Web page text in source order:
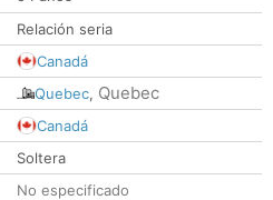
Relación seria
Canadá
Quebec, Quebec
Canadá
Soltera
No especificado